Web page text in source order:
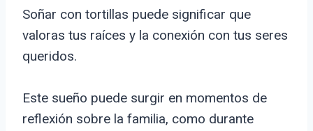
Soñar con tortillas puede significar que
valoras tus raíces y la conexión con tus seres
queridos.
Este sueño puede surgir en momentos de
reflexión sobre la familia, como durante